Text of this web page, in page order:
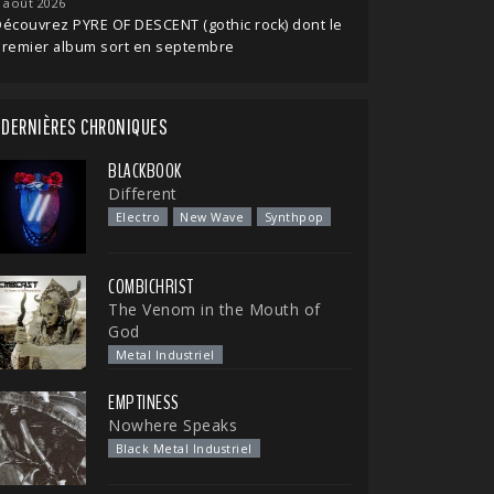
PYRE OF DESCENT (gothic rock) dont le
album sort en septembre
DERNIÈRES CHRONIQUES
BLACKBOOK
Different
Electro New Wave Synthpop
COMBICHRIST
The Venom in the Mouth of
God
Metal Industriel
EMPTINESS
Nowhere Speaks
Black Metal Industriel